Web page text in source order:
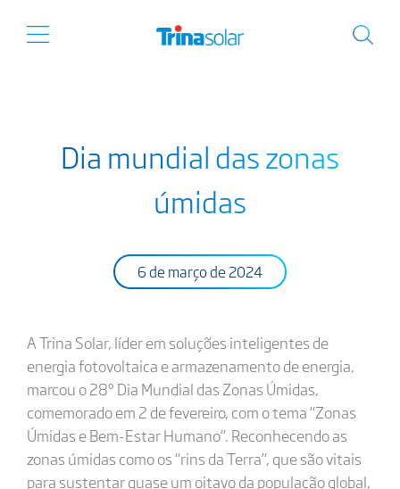
Dia mundial das zonas
úmidas
6 de março de 2024
A Trina Solar, líder em soluções inteligentes de
energia fotovoltaica e armazenamento de energia,
marcou o 28º Dia Mundial das Zonas Úmidas,
comemorado em 2 de fevereiro, com o tema “Zonas
Úmidas e Bem-Estar Humano”. Reconhecendo as
zonas úmidas como os “rins da Terra”, que são vitais
para sustentar quase um oitavo da população global,